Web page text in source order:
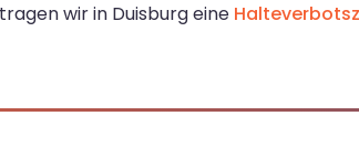
wir in Duisburg eine